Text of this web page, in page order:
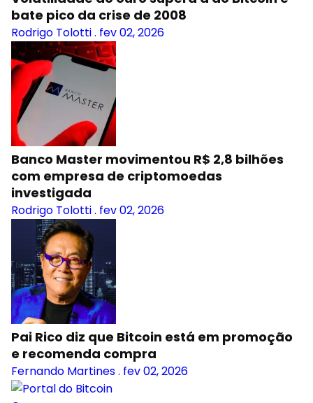
bate pico da crise de 2008
Rodrigo Tolotti. fev 02, 2026
Banco Master movimentou R$ 2,8 bilhões
com empresa de criptomoedas
investigada
Rodrigo Tolotti. fev 02, 2026
Pai Rico diz que Bitcoin está em promoção
e recomenda compra
Fernando Martines. fev 02, 2026